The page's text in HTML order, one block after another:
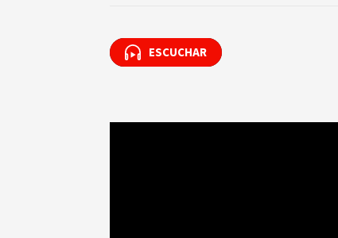
ESCUCHAR
ESCUCHAR